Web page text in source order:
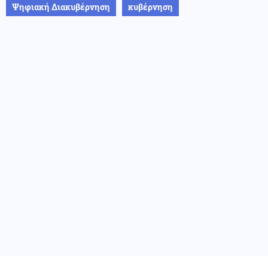
Ψηφιακή Διακυβέρνηση κυβέρνηση